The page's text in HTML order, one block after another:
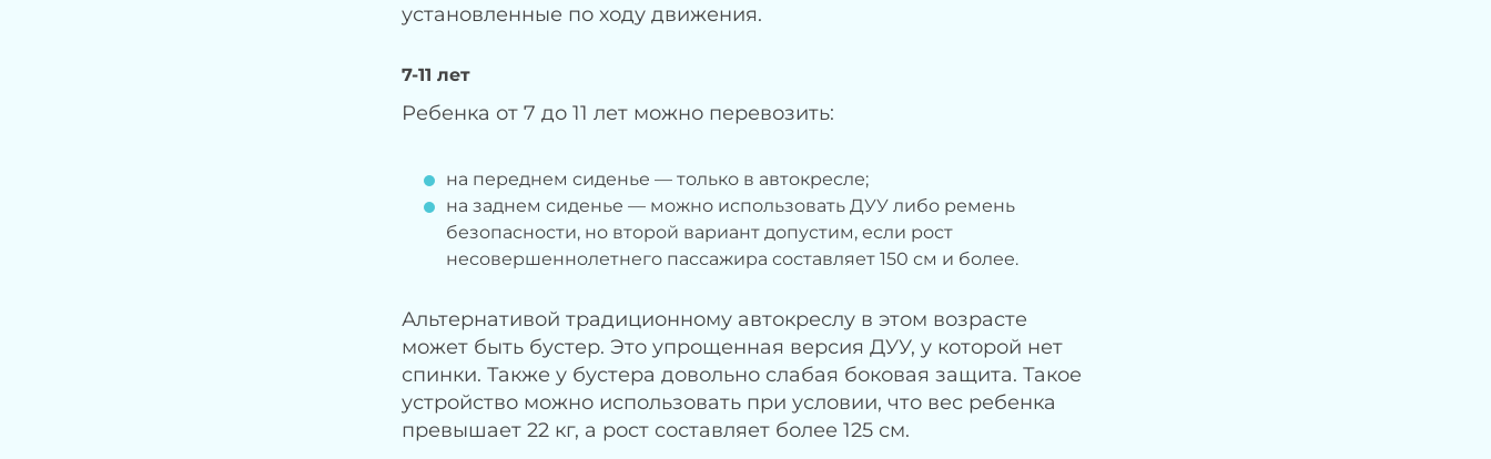
установленные по ходу движения.
7-11 лет
Ребенка от 7 до 11 лет можно перевозить:
на переднем сиденье — только в автокресле;
на заднем сиденье — можно использовать ДУУ либо ремень
безопасности, но второй вариант допустим, если рост
несовершеннолетнего пассажира составляет 150 см и более.
Альтернативой традиционному автокреслу в этом возрасте
может быть бустер. Это упрощенная версия ДУУ, у которой нет
спинки. Также у бустера довольно слабая боковая защита. Такое
устройство можно использовать при условии, что вес ребенка
превышает 22 кг, а рост составляет более 125 см.